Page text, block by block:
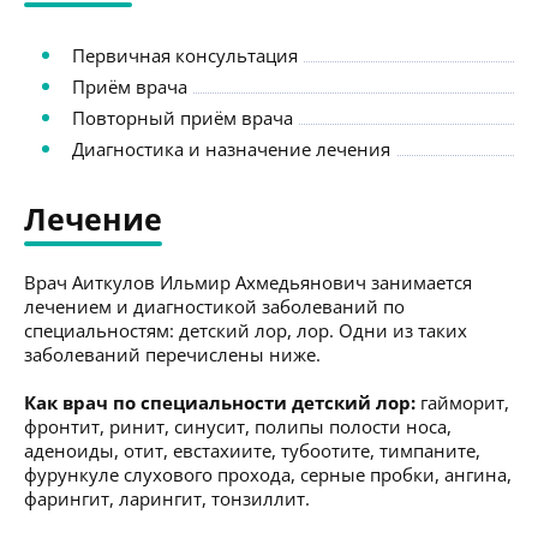
Первичная консультация
Приём врача
Повторный приём врача
Диагностика и назначение лечения
Лечение
Врач Аиткулов Ильмир Ахмедьянович занимается
лечением и диагностикой заболеваний по
специальностям: детский лор, лор. Одни из таких
заболеваний перечислены ниже.
Как врач по специальности детский лор: гайморит,
фронтит, ринит, синусит, полипы полости носа,
аденоиды, отит, евстахиите, тубоотите, тимпаните,
фурункуле слухового прохода, серные пробки, ангина,
фарингит, ларингит, тонзиллит.